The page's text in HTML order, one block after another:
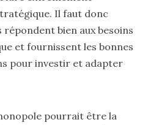
Il faut donc
répondent bien aux besoins
et fournissent les bonnes
pour investir et adapter
pourrait être la